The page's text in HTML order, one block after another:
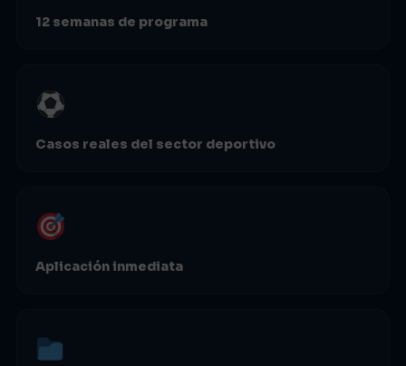
12 semanas de programa
Casos reales del sector deportivo
Aplicación inmediata